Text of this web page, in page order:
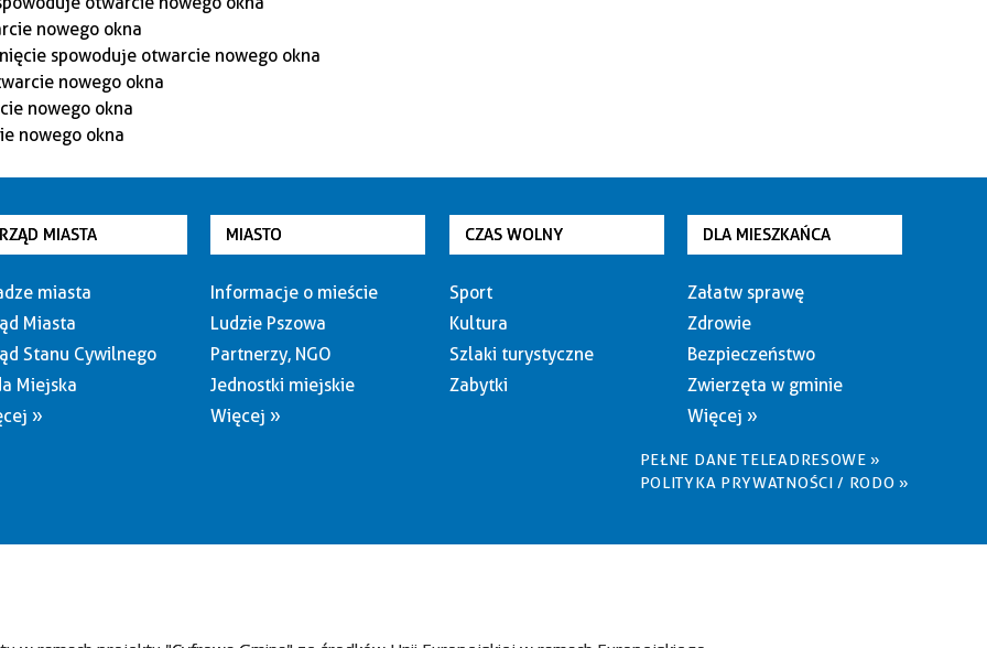
MIASTA
miasta
Miasta
Stanu Cywilnego
Miejska
»
MIASTO
Informacje o mieście
Ludzie Pszowa
Partnerzy, NGO
Jednostki miejskie
Więcej »
CZAS WOLNY
Sport
Kultura
Szlaki turystyczne
Zabytki
DLA MIESZKAŃCA
Załatw sprawę
Zdrowie
Bezpieczeństwo
Zwierzęta w gminie
Więcej »
PEŁNE DANE TELEADRESOWE »
POLITYKA PRYWATNOŚCI / RODO »